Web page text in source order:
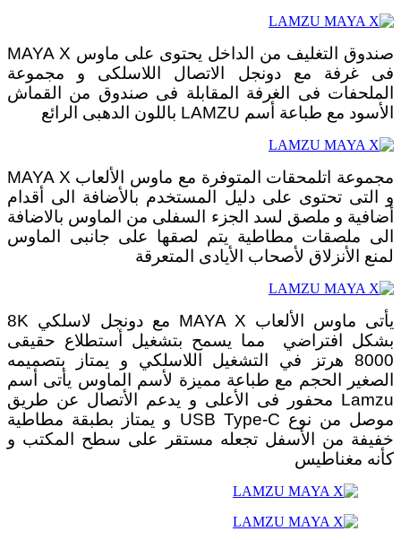
صندوق التغليف من الداخل يحتوى على ماوس MAYA X
فى غرفة مع دونجل الاتصال اللاسلكى و مجموعة
الملحفات فى الغرفة المقابلة فى صندوق من القماش
الأسود مع طباعة أسم LAMZU باللون الدهبى الرائع
مجموعة اتلمحقات المتوفرة مع ماوس الألعاب MAYA X
و التى تحتوى على دليل المستخدم بالأضافة الى أقدام
أضافية و ملصق لسد الجزء السفلى من الماوس بالاضافة
الى ملصقات مطاطية يتم لصقها على جانبى الماوس
لمنع الأنزلاق لأصحاب الأيادى المتعرقة
يأتى ماوس الألعاب MAYA X مع دونجل لاسلكي 8K
بشكل افتراضي مما يسمح بتشغيل أستطلاع حقيقى
8000 هرتز في التشغيل اللاسلكي و يمتاز بتصميمه
الصغير الحجم مع طباعة مميزة لأسم الماوس يأتى أسم
Lamzu محفور فى الأعلى و يدعم الأتصال عن طريق
موصل من نوع USB Type-C و يمتاز بطبقة مطاطية
خفيفة من الأسفل تجعله مستقر على سطح المكتب و
كأنه مغناطيس